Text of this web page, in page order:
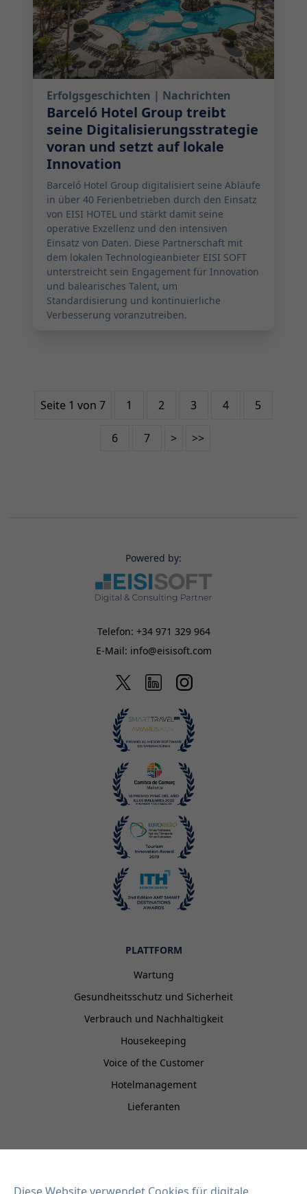
Erfolgsgeschichten | Nachrichten
Barceló Hotel Group treibt
seine Digitalisierungsstrategie
voran und setzt auf lokale
Innovation
Barceló Hotel Group digitalisiert seine Abläufe
in über 40 Ferienbetrieben durch den Einsatz
von EISI HOTEL und stärkt damit seine
operative Exzellenz und den intensiven
Einsatz von Daten. Diese Partnerschaft mit
dem lokalen Technologieanbieter EISI SOFT
unterstreicht sein Engagement für Innovation
und balearisches Talent, um
Standardisierung und kontinuierliche
Verbesserung voranzutreiben.
Seite 1 von 7 1 2 3 4 5
6 7 > >>
Powered by:
Telefon: +34 971 329 964
E-Mail: info@eisisoft.com
PLATTFORM
Wartung
Gesundheitsschutz und Sicherheit
Verbrauch und Nachhaltigkeit
Housekeeping
Voice of the Customer
Hotelmanagement
Lieferanten
EISI HOTEL